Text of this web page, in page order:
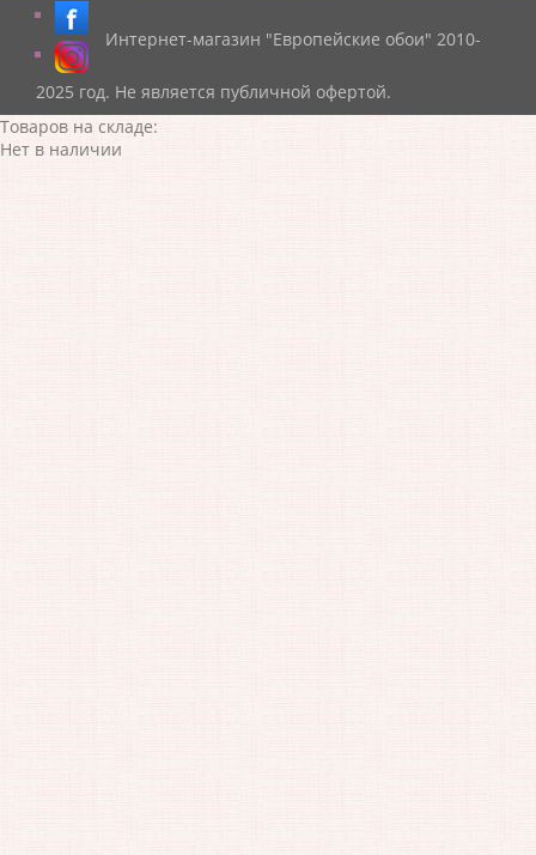
Интернет-магазин "Европейские обои" 2010-
2025 год. Не является публичной офертой.
Товаров на складе:
Нет в наличии